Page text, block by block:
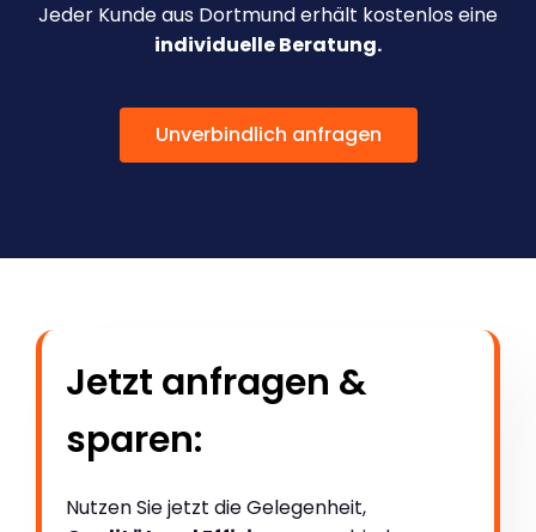
Jeder Kunde aus Dortmund erhält kostenlos eine
individuelle Beratung.
Unverbindlich anfragen
Jetzt anfragen &
sparen:
Nutzen Sie jetzt die Gelegenheit,